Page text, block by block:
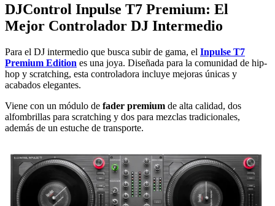
DJControl Inpulse T7 Premium: El
Mejor Controlador DJ Intermedio
Para el DJ intermedio que busca subir de gama, el Inpulse T7
Premium Edition es una joya. Diseñada para la comunidad de hip-
hop y scratching, esta controladora incluye mejoras únicas y
acabados elegantes.
Viene con un módulo de fader premium de alta calidad, dos
alfombrillas para scratching y dos para mezclas tradicionales,
además de un estuche de transporte.